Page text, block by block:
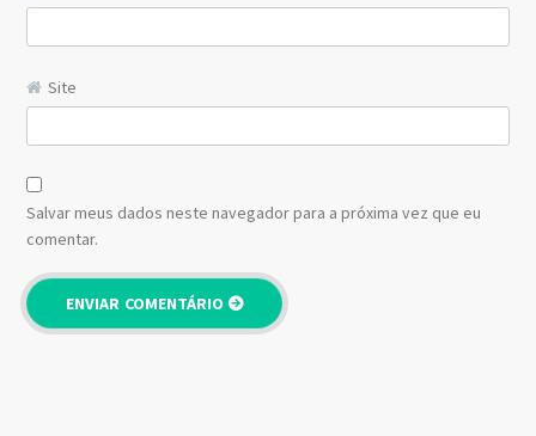
Site
Salvar meus dados neste navegador para a próxima vez que eu
comentar.